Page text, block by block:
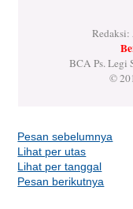
Redaksi:
BCA Ps. Legi
©
Pesan sebelumnya
Lihat per utas
Lihat per tanggal
Pesan berikutnya